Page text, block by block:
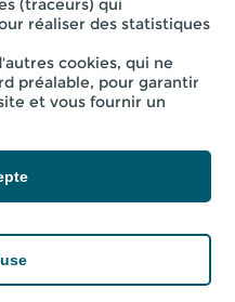
n°32 "Le
compostage et les
décomposeurs"
(traceurs) qui
réaliser des statistiques
cookies, qui ne
préalable, pour garantir
et vous fournir un